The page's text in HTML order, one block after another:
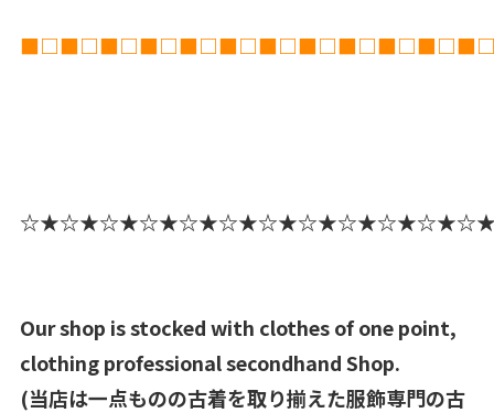
Our shop is stocked with clothes of one point,
clothing professional secondhand Shop.
(当店は一点ものの古着を取り揃えた服飾専門の古